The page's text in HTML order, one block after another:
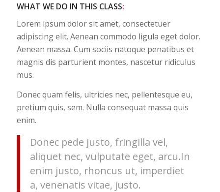
WHAT WE DO IN THIS CLASS:
Lorem ipsum dolor sit amet, consectetuer
adipiscing elit. Aenean commodo ligula eget dolor.
Aenean massa. Cum sociis natoque penatibus et
magnis dis parturient montes, nascetur ridiculus
mus.
Donec quam felis, ultricies nec, pellentesque eu,
pretium quis, sem. Nulla consequat massa quis
enim.
Donec pede justo, fringilla vel,
aliquet nec, vulputate eget, arcu.In
enim justo, rhoncus ut, imperdiet
a, venenatis vitae, justo.